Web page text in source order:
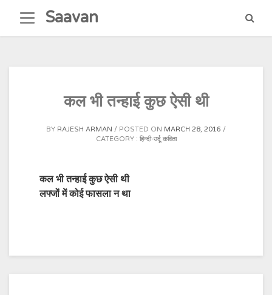
content
Saavan
कल भी तन्हाई कुछ ऐसी थी
BY RAJESH ARMAN POSTED ON MARCH 28, 2016
CATEGORY : हिन्दी-उर्दू कविता
कल भी तन्हाई कुछ ऐसी थी
लफ्जों में कोई फासला न था